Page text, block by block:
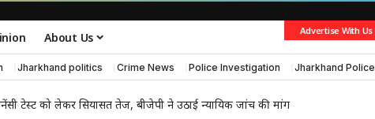
About Us Advertise With Us
Jharkhand politics Crime News Police Investigation Jharkhand Police
टेस्ट को लेकर सियासत तेज, बीजेपी ने उठाई न्यायिक जांच की मांग